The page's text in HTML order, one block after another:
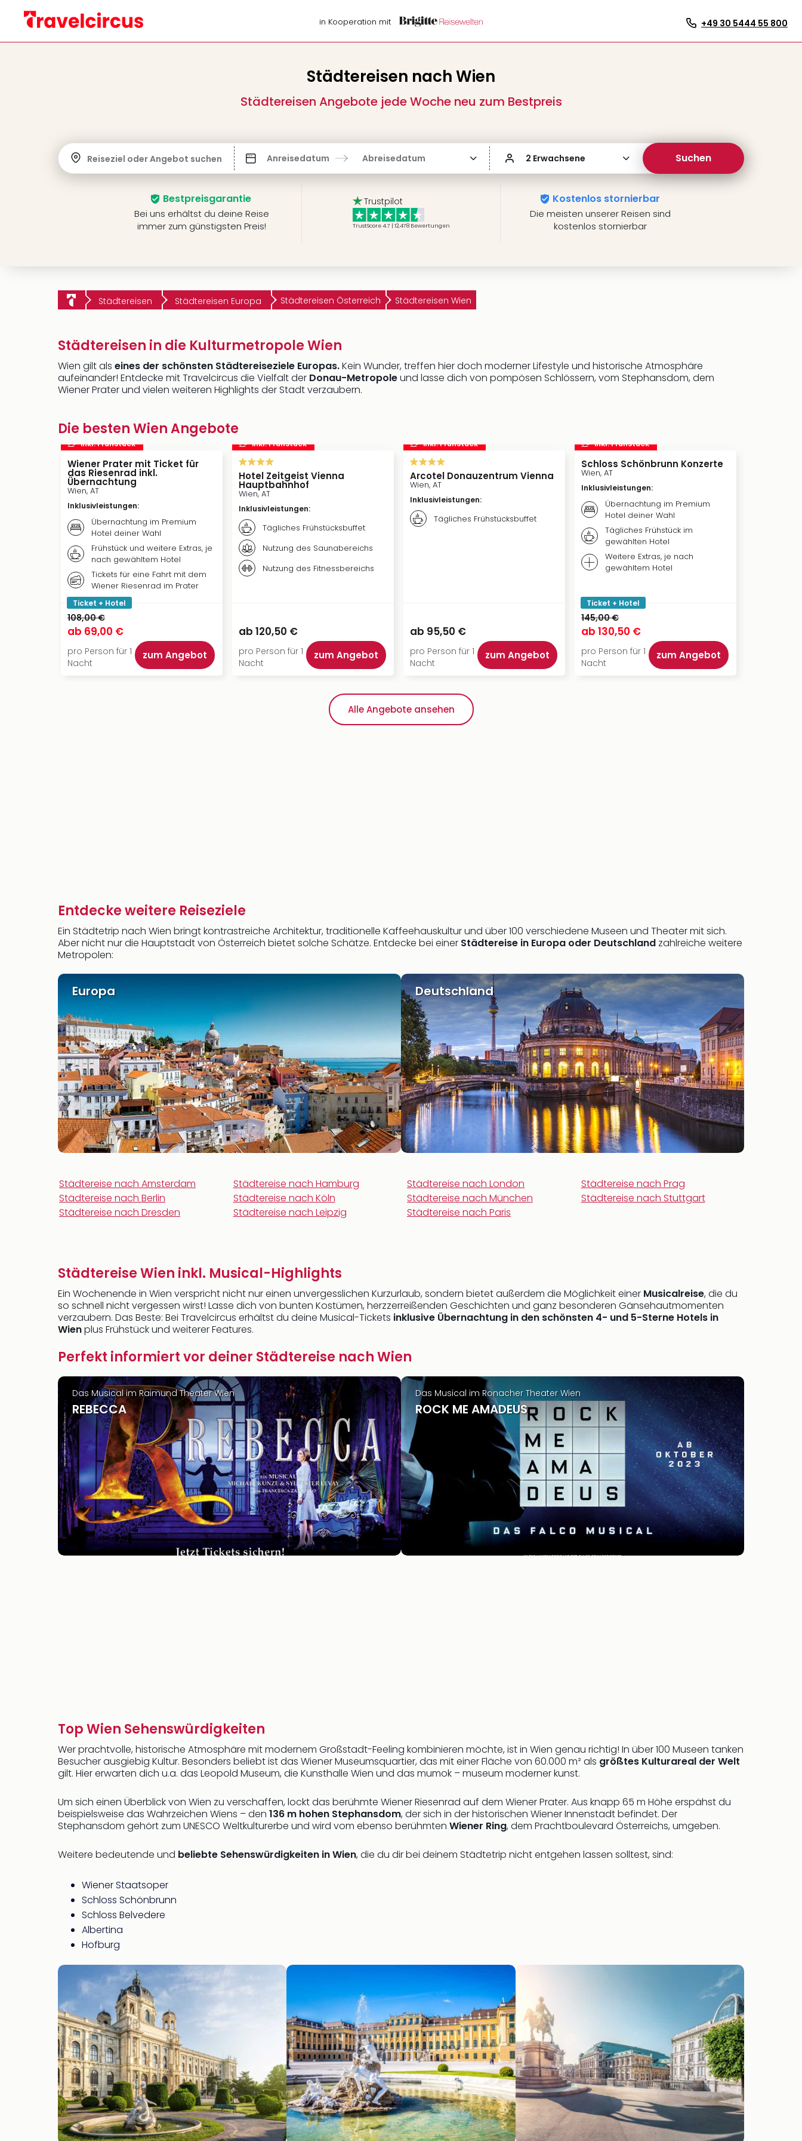
in Kooperation mit +49 30 5444 55 800
Städtereisen nach Wien
Städtereisen Angebote jede Woche neu zum Bestpreis
Reiseziel oder Angebot suchen Anreisedatum Abreisedatum 2 Erwachsene Suchen
Bestpreisgarantie
Bei uns erhältst du deine Reise
immer zum günstigsten Preis!
Trustpilot
TrustScore 4.7 | 12,478 Bewertungen
Kostenlos stornierbar
Die meisten unserer Reisen sind
kostenlos stornierbar
Städtereisen Städtereisen Europa Städtereisen Österreich Städtereisen Wien
Städtereisen in die Kulturmetropole Wien
Wien gilt als eines der schönsten Städtereiseziele Europas.Kein Wunder, treffen hier doch moderner Lifestyle und historische Atmosphäre
aufeinander! Entdecke mit Travelcircus die Vielfalt der Donau-Metropoleund lasse dich von pompösen Schlössern, vom Stephansdom, dem
Wiener Prater und vielen weiteren Highlights der Stadt verzaubern.
Die besten Wien Angebote
inkl. Frühstück
Wiener Prater mit Ticket für
das Riesenrad inkl.
Übernachtung
Wien, AT
Inklusivleistungen:
Übernachtung im Premium
Hotel deiner Wahl
Frühstück und weitere Extras, je
nach gewähltem Hotel
Tickets für eine Fahrt mit dem
Wiener Riesenrad im Prater
Ticket + Hotel
108,00 €
ab 69,00 €
pro Person für 1
Nacht
zum Angebot
inkl. Frühstück
Hotel Zeitgeist Vienna
Hauptbahnhof
Wien, AT
Inklusivleistungen:
Tägliches Frühstücksbuffet
Nutzung des Saunabereichs
Nutzung des Fitnessbereichs
ab 120,50 €
pro Person für 1
Nacht
zum Angebot
inkl. Frühstück
Arcotel Donauzentrum Vienna
Wien, AT
Inklusivleistungen:
Tägliches Frühstücksbuffet
ab 95,50 €
pro Person für 1
Nacht
zum Angebot
inkl. Frühstück
Schloss Schönbrunn Konzerte
Wien, AT
Inklusivleistungen:
Übernachtung im Premium
Hotel deiner Wahl
Tägliches Frühstück im
gewählten Hotel
Weitere Extras, je nach
gewähltem Hotel
Ticket + Hotel
145,00 €
ab 130,50 €
pro Person für 1
Nacht
zum Angebot
Alle Angebote ansehen
Entdecke weitere Reiseziele
Ein Städtetrip nach Wien bringt kontrastreiche Architektur, traditionelle Kaffeehauskultur und über 100 verschiedene Museen und Theater mit sich.
Aber nicht nur die Hauptstadt von Österreich bietet solche Schätze. Entdecke bei einer Städtereise in Europa oder Deutschland zahlreiche weitere
Metropolen:
Europa Deutschland
Städtereise nach Amsterdam
Städtereise nach Berlin
Städtereise nach Dresden
Städtereise nach Hamburg
Städtereise nach Köln
Städtereise nach Leipzig
Städtereise nach London
Städtereise nach München
Städtereise nach Paris
Städtereise nach Prag
Städtereise nach Stuttgart
Städtereise Wien inkl. Musical-Highlights
Ein Wochenende in Wien verspricht nicht nur einen unvergesslichen Kurzurlaub, sondern bietet außerdem die Möglichkeit einer Musicalreise, die du
so schnell nicht vergessen wirst! Lasse dich von bunten Kostümen, herzzerreißenden Geschichten und ganz besonderen Gänsehautmomenten
verzaubern. Das Beste: Bei Travelcircus erhältst du deine Musical-Tickets inklusive Übernachtung in den schönsten 4- und 5-Sterne Hotels in
Wienplus Frühstück und weiterer Features.
Perfekt informiert vor deiner Städtereise nach Wien
Das Musical im Raimund Theater Wien
REBECCA
Das Musical im Ronacher Theater Wien
ROCK ME AMADEUS
Top Wien Sehenswürdigkeiten
Wer prachtvolle, historische Atmosphäre mit modernem Großstadt-Feeling kombinieren möchte, ist in Wien genau richtig! In über 100 Museen tanken
Besucher ausgiebig Kultur. Besonders beliebt ist das Wiener Museumsquartier, das mit einer Fläche von 60.000 m² als größtes Kulturareal der Welt
gilt. Hier erwarten dich u.a. das Leopold Museum, die Kunsthalle Wien und das mumok – museum moderner kunst.
Um sich einen Überblick von Wien zu verschaffen, lockt das berühmte Wiener Riesenrad auf dem Wiener Prater. Aus knapp 65 m Höhe erspähst du
beispielsweise das Wahrzeichen Wiens – den 136 m hohen Stephansdom, der sich in der historischen Wiener Innenstadt befindet. Der
Stephansdom gehört zum UNESCO Weltkulturerbe und wird vom ebenso berühmten Wiener Ring, dem Prachtboulevard Österreichs, umgeben.
Weitere bedeutende und beliebte Sehenswürdigkeiten in Wien, die du dir bei deinem Städtetrip nicht entgehen lassen solltest, sind:
Wiener Staatsoper
Schloss Schönbrunn
Schloss Belvedere
Albertina
Hofburg